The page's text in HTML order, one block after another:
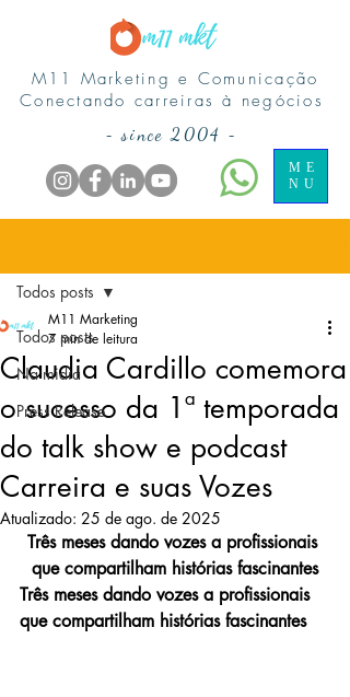
M11 Marketing e Comunicação
Conectando carreiras à negócios
ME
NU
-since 2004 -
Todos posts
Na midia
Press Release
Todos posts
Claudia Cardillo comemora
o sucesso da 1ª temporada
do talk show e podcast
Carreira e suas Vozes
M11 Marketing
7 min de leitura
Atualizado: 25 de ago. de 2025
Três meses dando vozes a profissionais
que compartilham histórias fascinantes
Três meses dando vozes a profissionais
que compartilham histórias fascinantes